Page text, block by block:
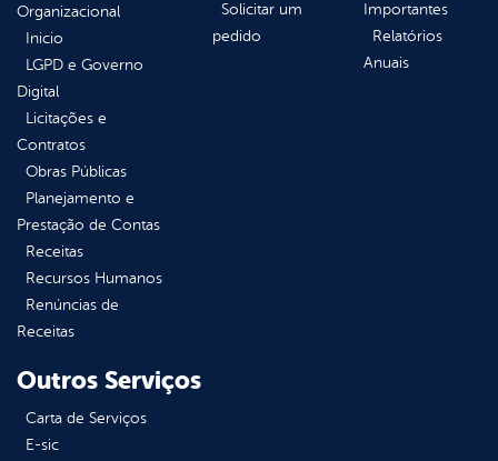
Organizacional
Inicio
LGPD e Governo
Digital
Licitações e
Contratos
Obras Públicas
Planejamento e
Prestação de Contas
Receitas
Recursos Humanos
Renúncias de
Receitas
Solicitar um
pedido
Importantes
Relatórios
Anuais
Outros Serviços
Carta de Serviços
E-sic